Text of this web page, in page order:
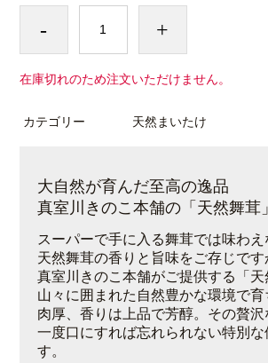
- +
在庫切れのため注文いただけません。
カテゴリー 天然まいたけ
大自然が育んだ至高の逸品
真室川きのこ本舗の「天然舞茸」
スーパーで手に入る舞茸では味わ
天然舞茸の香りと旨味をご存じです
真室川きのこ本舗がご提供する「天
山々に囲まれた自然豊かな環境で育
肉厚、香りは上品で芳醇。その贅沢
一度口にすれば忘れられない特別な
す。